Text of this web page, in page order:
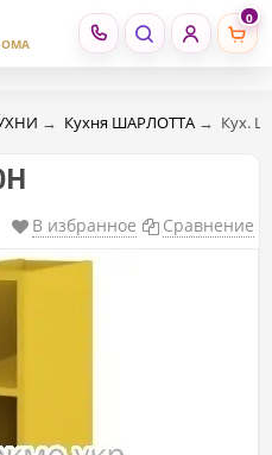
0
→ Кухня ШАРЛОТТА → Кух.
В избранное Сравнение